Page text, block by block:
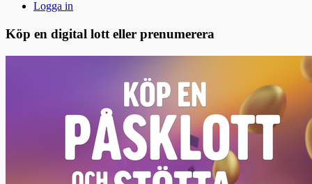
Logga in
Köp en digital lott eller prenumerera